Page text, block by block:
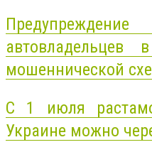
мошеннической
С 1 июля
Украине можно